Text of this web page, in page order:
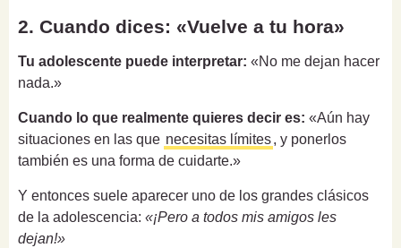
2. Cuando dices: «Vuelve a tu hora»
Tu adolescente puede interpretar: «No me dejan hacer
nada.»
Cuando lo que realmente quieres decir es: «Aún hay
situaciones en las que necesitas límites, y ponerlos
también es una forma de cuidarte.»
Y entonces suele aparecer uno de los grandes clásicos
de la adolescencia: «¡Pero a todos mis amigos les
dejan!»